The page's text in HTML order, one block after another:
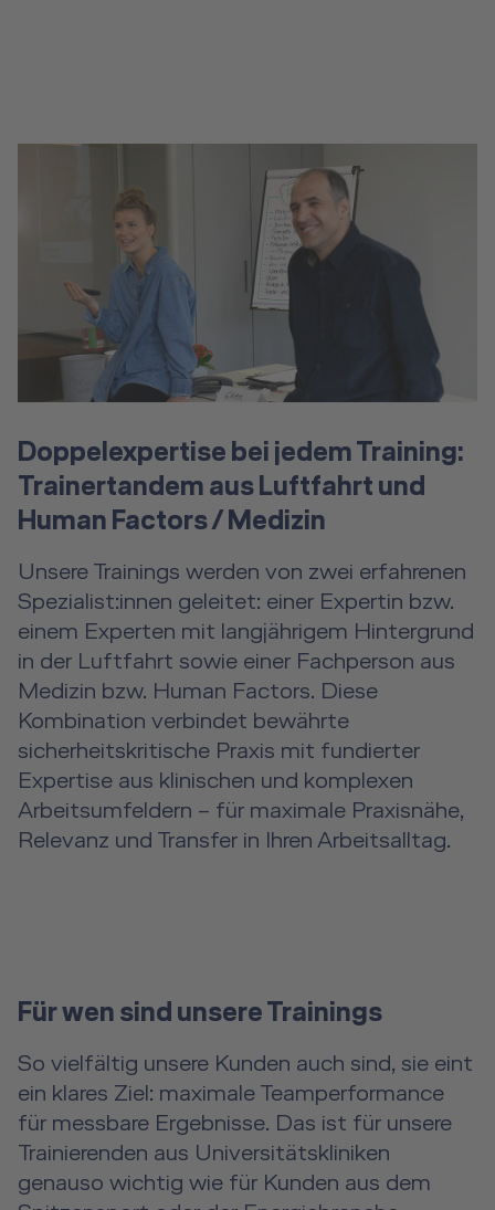
Doppelexpertise bei jedem Training:
Trainertandem aus Luftfahrt und
Human Factors / Medizin
Unsere Trainings werden von zwei erfahrenen
Spezialist:innen geleitet: einer Expertin bzw.
einem Experten mit langjährigem Hintergrund
in der Luftfahrt sowie einer Fachperson aus
Medizin bzw. Human Factors. Diese
Kombination verbindet bewährte
sicherheitskritische Praxis mit fundierter
Expertise aus klinischen und komplexen
Arbeitsumfeldern – für maximale Praxisnähe,
Relevanz und Transfer in Ihren Arbeitsalltag.
Für wen sind unsere Trainings
So vielfältig unsere Kunden auch sind, sie eint
ein klares Ziel: maximale Teamperformance
für messbare Ergebnisse. Das ist für unsere
Trainierenden aus Universitätskliniken
genauso wichtig wie für Kunden aus dem